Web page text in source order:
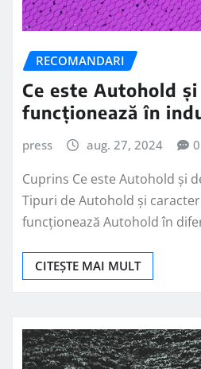
RECOMANDARI
Ce este Autohold și
funcționează în
press aug. 27, 2024 0
Cuprins Ce este Autohold și
Tipuri de Autohold și
funcționează Autohold în
CITEȘTE MAI MULT